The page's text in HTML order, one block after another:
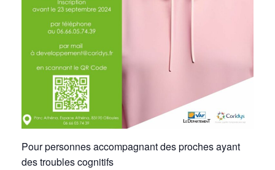
Pour personnes accompagnant des proches ayant
des troubles cognitifs